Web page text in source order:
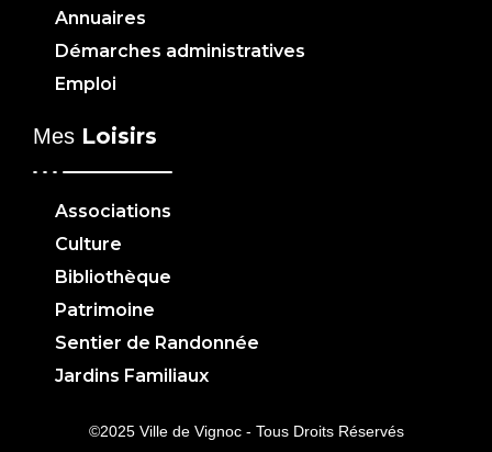
Annuaires
Démarches administratives
Emploi
Mes Loisirs
Associations
Culture
Bibliothèque
Patrimoine
Sentier de Randonnée
Jardins Familiaux
©2025 Ville de Vignoc - Tous Droits Réservés